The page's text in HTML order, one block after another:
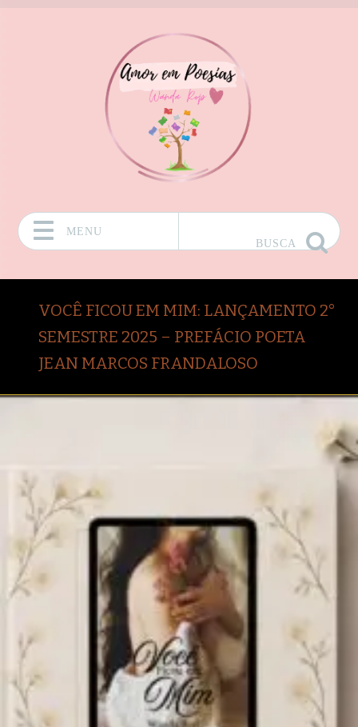
MENU
BUSCA
VOCÊ FICOU EM MIM: LANÇAMENTO 2°
SEMESTRE 2025 – PREFÁCIO POETA
JEAN MARCOS FRANDALOSO